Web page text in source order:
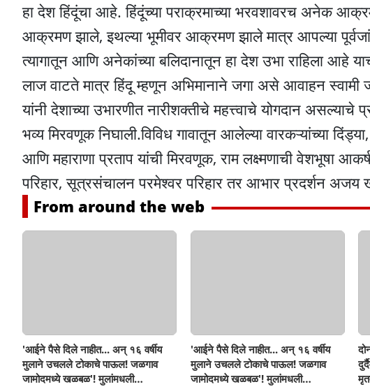
हा देश हिंदूंचा आहे. हिंदूंच्या पराक्रमाच्या भरवशावरच अनेक
आक्रमण झाले, इथल्या भूमीवर आक्रमण झाले मात्र आपल्या
त्यागातून आणि अनेकांच्या बलिदानातून हा देश उभा राहिला आहे
लाज वाटते मात्र हिंदू म्हणून अभिमानाने जगा असे आवाहन
यांनी देशाच्या उभारणीत नारीशक्तीचे महत्त्वाचे योगदान
भव्य मिरवणूक निघाली.विविध गावातून आलेल्या वारकऱ्यांच्या
आणि महाराणा प्रताप यांची मिरवणूक, राम लक्ष्मणाची वेशभूषा
परिहार, सूत्रसंचालन परमेश्वर परिहार तर आभार प्रदर्शन अजय
From around the web
'आईने पैसे दिले नाहीत... अन् १६ वर्षीय
मुलाने उचलले टोकाचे पाऊल! जळगाव
जामोदमध्ये खळबळ'! मुलांमधली
'आईने पैसे दिले नाहीत... अन् १६ वर्षीय
मुलाने उचलले टोकाचे पाऊल! जळगाव
जामोदमध्ये खळबळ'! मुलांमधली